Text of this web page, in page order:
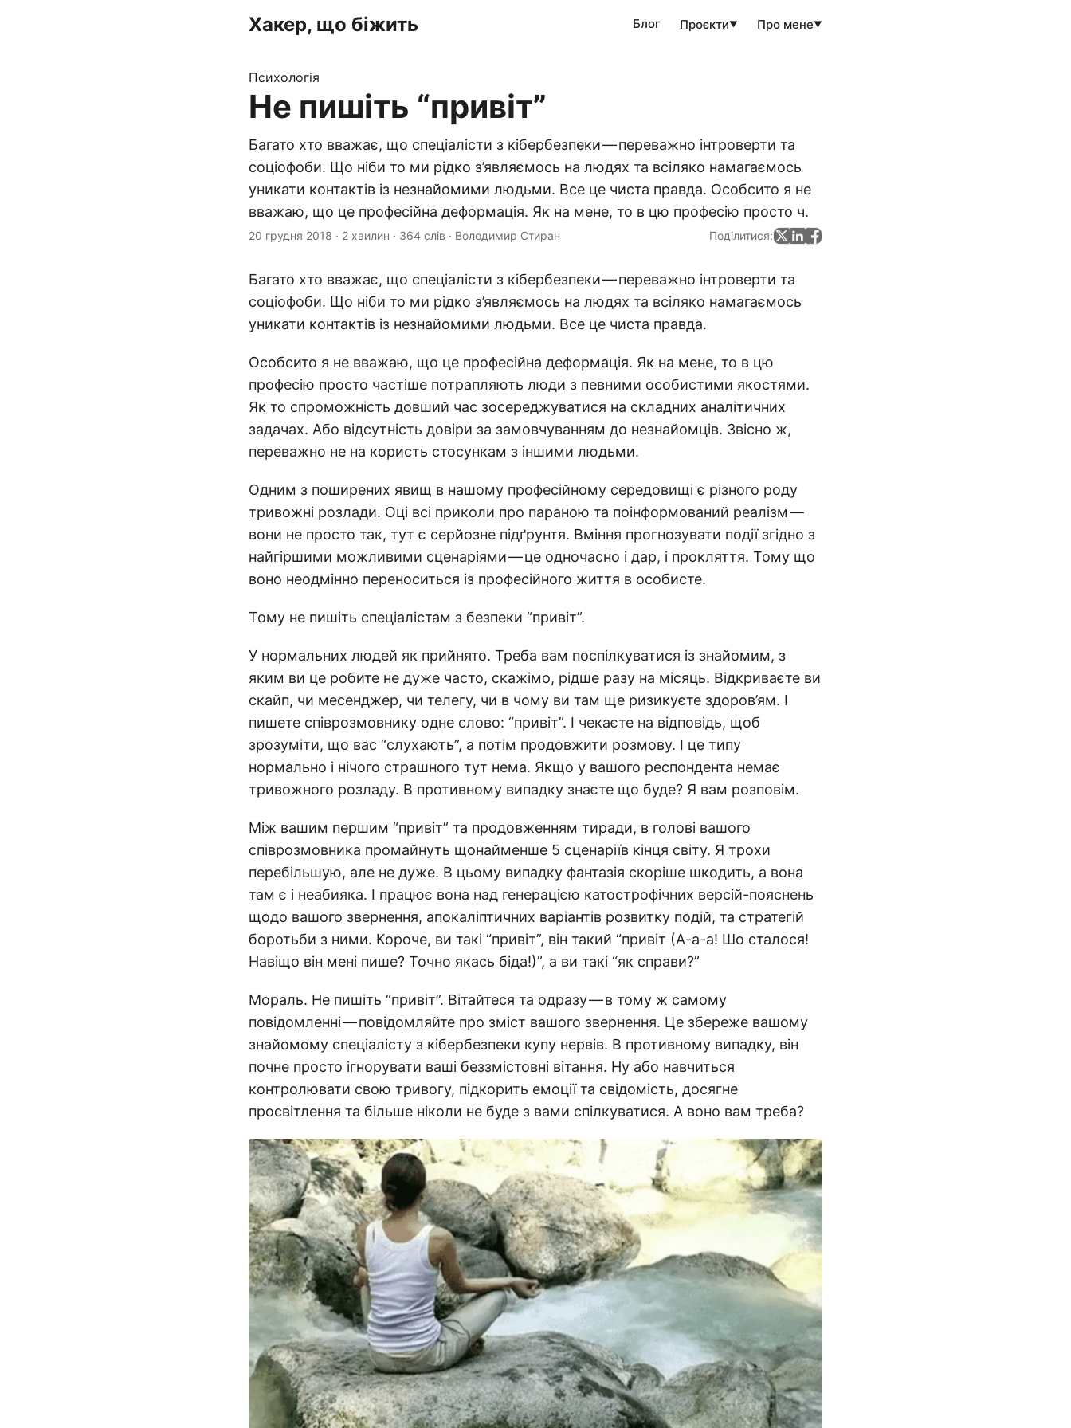
Хакер, що біжить Блог Проєкти▼ Про мене▼
Психологія
Не пишіть “привіт”
Багато хто вважає, що спеціалісти з кібербезпеки — переважно інтроверти та
соціофоби. Що ніби то ми рідко з’являємось на людях та всіляко намагаємось
уникати контактів із незнайомими людьми. Все це чиста правда. Особсито я не
вважаю, що це професійна деформація. Як на мене, то в цю професію просто ч.
20 грудня 2018 · 2 хвилин · 364 слів · Володимир Стиран Поділитися:
Багато хто вважає, що спеціалісти з кібербезпеки — переважно інтроверти та
соціофоби. Що ніби то ми рідко з’являємось на людях та всіляко намагаємось
уникати контактів із незнайомими людьми. Все це чиста правда.
Особсито я не вважаю, що це професійна деформація. Як на мене, то в цю
професію просто частіше потрапляють люди з певними особистими якостями.
Як то спроможність довший час зосереджуватися на складних аналітичних
задачах. Або відсутність довіри за замовчуванням до незнайомців. Звісно ж,
переважно не на користь стосункам з іншими людьми.
Одним з поширених явищ в нашому професійному середовищі є різного роду
тривожні розлади. Оці всі приколи про параною та поінформований реалізм —
вони не просто так, тут є серйозне підґрунтя. Вміння прогнозувати події згідно з
найгіршими можливими сценаріями — це одночасно і дар, і прокляття. Тому що
воно неодмінно переноситься із професійного життя в особисте.
Тому не пишіть спеціалістам з безпеки “привіт”.
У нормальних людей як прийнято. Треба вам поспілкуватися із знайомим, з
яким ви це робите не дуже часто, скажімо, рідше разу на місяць. Відкриваєте ви
скайп, чи месенджер, чи телегу, чи в чому ви там ще ризикуєте здоров’ям. І
пишете співрозмовнику одне слово: “привіт”. І чекаєте на відповідь, щоб
зрозуміти, що вас “слухають”, а потім продовжити розмову. І це типу
нормально і нічого страшного тут нема. Якщо у вашого респондента немає
тривожного розладу. В противному випадку знаєте що буде? Я вам розповім.
Між вашим першим “привіт” та продовженням тиради, в голові вашого
співрозмовника промайнуть щонайменше 5 сценаріїв кінця світу. Я трохи
перебільшую, але не дуже. В цьому випадку фантазія скоріше шкодить, а вона
там є і неабияка. І працює вона над генерацією катострофічних версій-пояснень
щодо вашого звернення, апокаліптичних варіантів розвитку подій, та стратегій
боротьби з ними. Короче, ви такі “привіт”, він такий “привіт (А-а-а! Шо сталося!
Навіщо він мені пише? Точно якась біда!)”, а ви такі “як справи?”
Мораль. Не пишіть “привіт”. Вітайтеся та одразу — в тому ж самому
повідомленні — повідомляйте про зміст вашого звернення. Це збереже вашому
знайомому спеціалісту з кібербезпеки купу нервів. В противному випадку, він
почне просто ігнорувати ваші беззмістовні вітання. Ну або навчиться
контролювати свою тривогу, підкорить емоції та свідомість, досягне
просвітлення та більше ніколи не буде з вами спілкуватися. А воно вам треба?